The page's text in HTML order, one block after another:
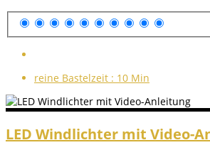
reine Bastelzeit : 10 Min
LED Windlichter mit Video-